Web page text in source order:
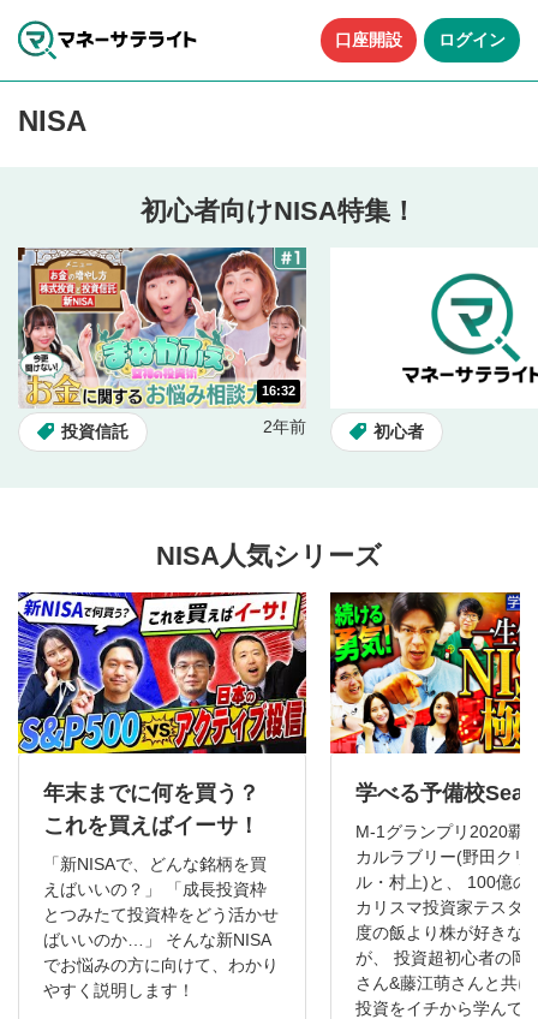
口座開設 ログイン
NISA
初心者向けNISA特集！
16:32
投資信託 2年前 初心者
NISA人気シリーズ
年末までに何を買う？
これを買えばイーサ！
「新NISAで、どんな銘柄を買
えばいいの？」 「成長投資枠
とつみたて投資枠をどう活かせ
ばいいのか…」 そんな新NISA
でお悩みの方に向けて、わかり
やすく説明します！
学べる予備校
M-1グランプリ2020覇
カルラブリー(野田クリ
ル・村上)と、 100億の
カリスマ投資家テスタ
度の飯より株が好きな
が、 投資超初心者の岡
さん&藤江萌さんと共
投資をイチから学んで